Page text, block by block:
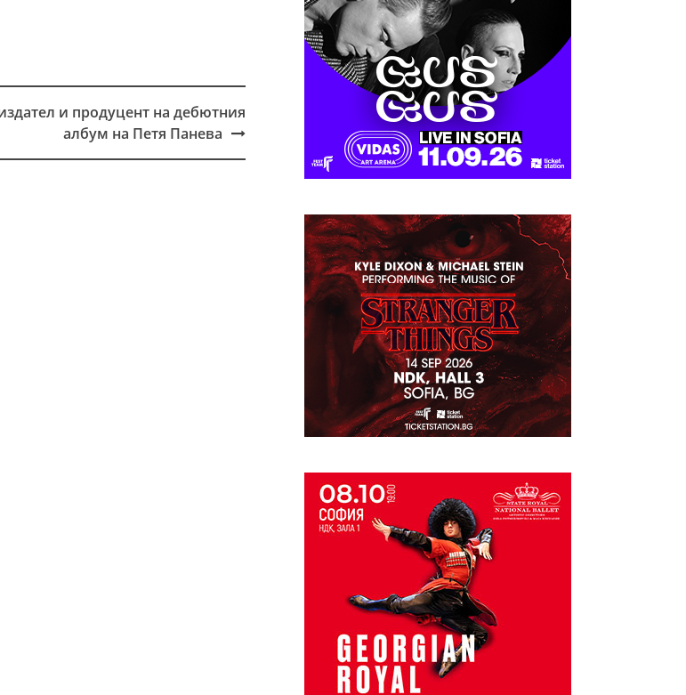
и продуцент на дебютния
албум на Петя Панева